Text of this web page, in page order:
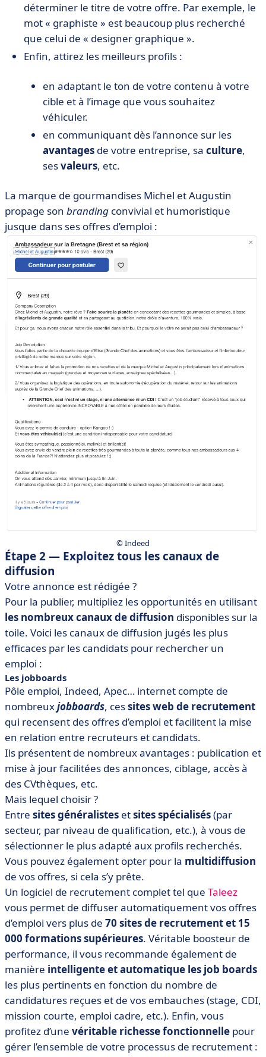
déterminer le titre de votre offre. Par exemple, le
mot « graphiste » est beaucoup plus recherché
que celui de « designer graphique ».
Enfin, attirez les meilleurs profils :
en adaptant le ton de votre contenu à votre
cible et à l’image que vous souhaitez
véhiculer.
en communiquant dès l’annonce sur les
avantages de votre entreprise, sa culture,
sesvaleurs, etc.
La marque de gourmandises Michel et Augustin
propage son branding convivial et humoristique
jusque dans ses offres d’emploi :
© Indeed
Étape 2 — Exploitez tous les canaux de
diffusion
Votre annonce est rédigée ?
Pour la publier, multipliez les opportunités en utilisant
les nombreux canaux de diffusion disponibles sur la
toile. Voici les canaux de diffusion jugés les plus
efficaces par les candidats pour rechercher un
emploi :
Les jobboards
Pôle emploi, Indeed, Apec… internet compte de
nombreuxjobboards, cessites web de recrutement
qui recensent des offres d’emploi et facilitent la mise
en relation entre recruteurs et candidats.
Ils présentent de nombreux avantages : publication et
mise à jour facilitées des annonces, ciblage, accès à
des CVthèques, etc.
Mais lequel choisir ?
Entre sites généralistes etsites spécialisés(par
secteur, par niveau de qualification, etc.), à vous de
sélectionner le plus adapté aux profils recherchés.
Vous pouvez également opter pour la multidiffusion
de vos offres, si cela s’y prête.
Un logiciel de recrutement complet tel que Taleez
vous permet de diffuser automatiquement vos offres
d’emploi vers plus de 70 sites de recrutement et 15
000 formations supérieures. Véritable boosteur de
performance, il vous recommande également de
manière intelligente et automatique les job boards
les plus pertinents en fonction du nombre de
candidatures reçues et de vos embauches(stage, CDI,
mission courte, emploi cadre, etc.). Enfin, vous
profitez d’une véritable richesse fonctionnelle pour
gérer l’ensemble de votre processus de recrutement :